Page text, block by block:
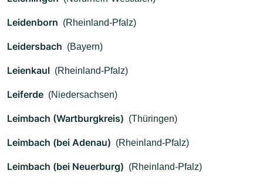
Leidenborn (Rheinland-Pfalz)
Leidersbach (Bayern)
Leienkaul (Rheinland-Pfalz)
Leiferde (Niedersachsen)
Leimbach (Wartburgkreis) (Thüringen)
Leimbach (bei Adenau) (Rheinland-Pfalz)
Leimbach (bei Neuerburg) (Rheinland-Pfalz)